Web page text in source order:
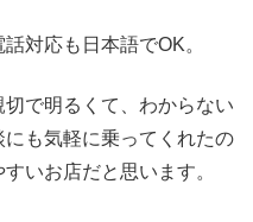
対応も日本語でOK。
で明るくて、わからない
も気軽に乗ってくれたの
いお店だと思います。